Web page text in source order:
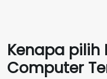
Kenapa pilih
Computer